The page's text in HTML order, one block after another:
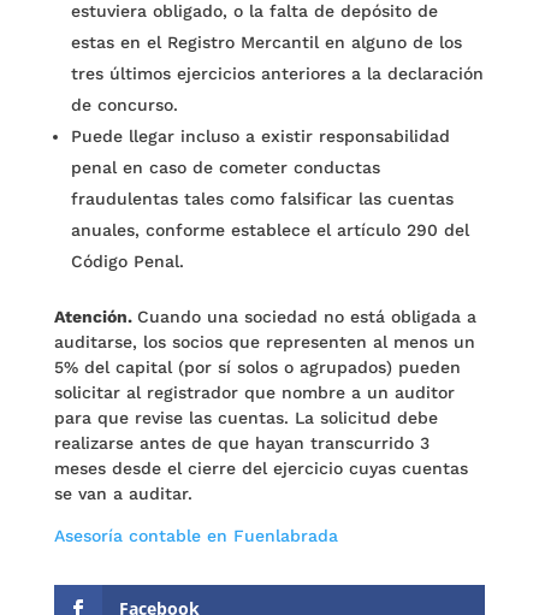
estuviera obligado, o la falta de depósito de
estas en el Registro Mercantil en alguno de los
tres últimos ejercicios anteriores a la declaración
de concurso.
Puede llegar incluso a existir responsabilidad
penal en caso de cometer conductas
fraudulentas tales como falsificar las cuentas
anuales, conforme establece el artículo 290 del
Código Penal.
Atención. Cuando una sociedad no está obligada a
auditarse, los socios que representen al menos un
5% del capital (por sí solos o agrupados) pueden
solicitar al registrador que nombre a un auditor
para que revise las cuentas. La solicitud debe
realizarse antes de que hayan transcurrido 3
meses desde el cierre del ejercicio cuyas cuentas
se van a auditar.
Asesoría contable en Fuenlabrada
Facebook